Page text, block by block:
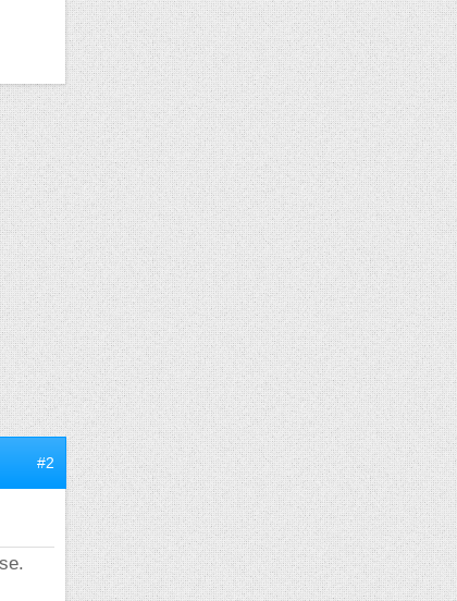
#2